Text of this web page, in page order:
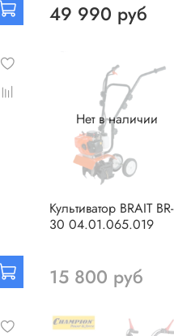
49 990 руб
Нет в наличии
Культиватор BRAIT BR-
30 04.01.065.019
15 800 руб